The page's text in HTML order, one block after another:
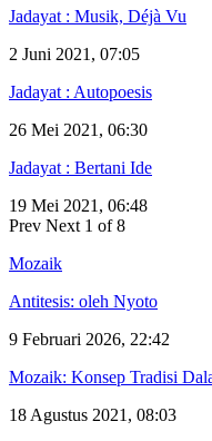
Jadayat : Musik, Déjà Vu
2 Juni 2021, 07:05
Jadayat : Autopoesis
26 Mei 2021, 06:30
Jadayat : Bertani Ide
19 Mei 2021, 06:48
Prev Next 1 of 8
Mozaik
Antitesis: oleh Nyoto
9 Februari 2026, 22:42
Mozaik: Konsep Tradisi
18 Agustus 2021, 08:03